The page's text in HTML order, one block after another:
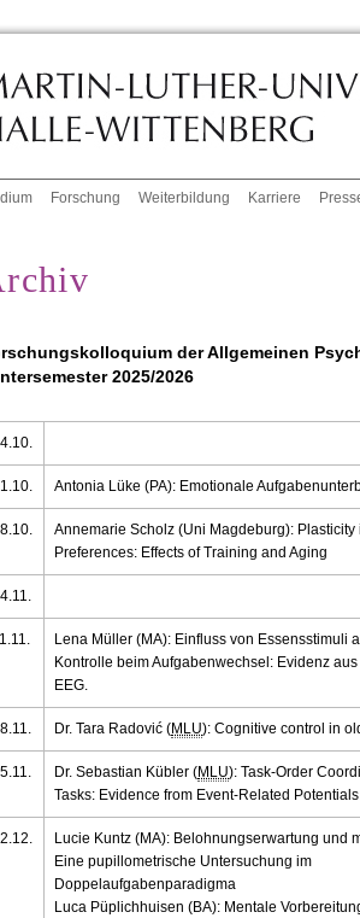
Forschung Weiterbildung Karriere
der Allgemeinen
2025/2026
Antonia Lüke (PA): Emotionale
Annemarie Scholz (Uni Magdeburg): Plasticity
Preferences: Effects of Training and Aging
Lena Müller (MA): Einfluss von Essensstimuli
Kontrolle beim Aufgabenwechsel: Evidenz
EEG.
Dr. Tara Radović (MLU): Cognitive control in
Dr. Sebastian Kübler (MLU): Task-Order
Tasks: Evidence from Event-Related Potentials
Lucie Kuntz (MA): Belohnungserwartung und
Eine pupillometrische Untersuchung im
Doppelaufgabenparadigma
Luca Püplichhuisen (BA): Mentale